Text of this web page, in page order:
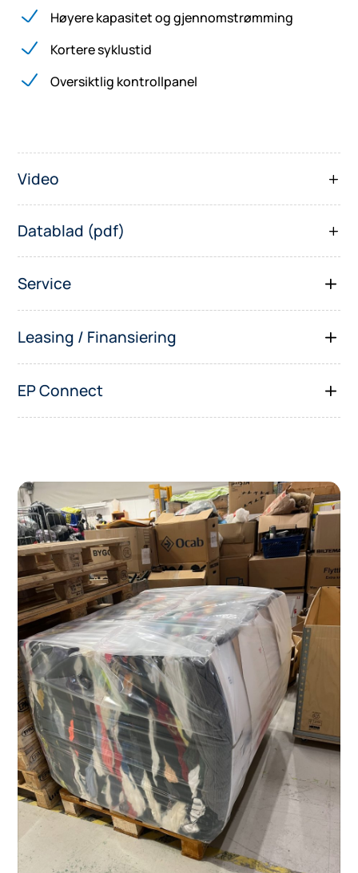
Høyere kapasitet og gjennomstrømming
Kortere syklustid
Oversiktlig kontrollpanel
Video
Datablad (pdf)
Service
Leasing / Finansiering
EP Connect